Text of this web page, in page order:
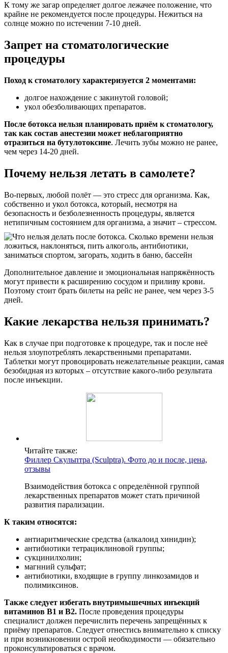
К тому же загар определяет долгое лежачее положение, что
крайне не рекомендуется после процедуры. Нежиться на
солнце можно по истечении 7-10 дней.
Запрет на стоматологические
процедуры
Поход к стоматологу характеризуется 2 моментами:
долгое нахождение с закинутой головой;
укол обезболивающих препаратов.
После ботокса нельзя планировать приём к стоматологу,
так как состав анестезии может неблагоприятно
отразиться на бутулотоксине. Лечить зубы можно не ранее,
чем через 14-20 дней.
Почему нельзя летать в самолете?
Во-первых, любой полёт — это стресс для организма. Как,
собственно и укол ботокса, который, несмотря на
безопасность и безболезненность процедуры, является
нетипичным состоянием для организма, а значит – стрессом.
Дополнительное давление и эмоциональная напряжённость
могут привести к расширению сосудом и приливу крови.
Поэтому стоит брать билеты на рейс не ранее, чем через 3-5
дней.
Какие лекарства нельзя принимать?
Как в случае при подготовке к процедуре, так и после неё
нельзя злоупотреблять лекарственными препаратами.
Таблетки могут провоцировать нежелательные реакции, самая
безобидная из которых – отсутствие какого-либо результата
после инъекции.
Читайте также:
Филлер Скульптра (Sculptra). Фото до и после, цена,
отзывы
Взаимодействия ботокса с определённой группой
лекарственных препаратов может стать причиной
развития парализации.
К таким относятся:
антиаритмические средства (алкалоид хинидин);
антибиотики тетрациклиновой группы;
сукцинилхолин;
магнний сульфат;
антибиотики, входящие в группу линкозамидов и
полимиксинов.
Также следует избегать внутримышечных инъекций
витаминов B1 и B2. После проведения процедуры
специалист должен перечислить перечень запрещённых к
приёму препаратов. Следует отнестись внимательно к списку
и при возникновении острой необходимости — обязательно
проконсультироваться с врачом.